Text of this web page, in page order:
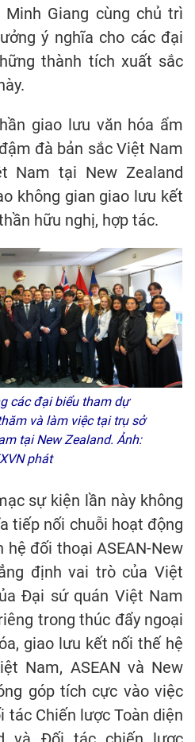
Giang cùng chủ trì
ý nghĩa cho các đại
thành tích xuất sắc
giao lưu văn hóa ẩm
đà bản sắc Việt Nam
Nam tại New Zealand
không gian giao lưu kết
hữu nghị, hợp tác.
các đại biểu tham dự
và làm việc tại trụ sở
tại New Zealand. Ảnh:
phát
sự kiện lần này không
tiếp nối chuỗi hoạt động
hệ đối thoại ASEAN-New
định vai trò của Việt
Đại sứ quán Việt Nam
trong thúc đẩy ngoại
giao lưu kết nối thế hệ
Nam, ASEAN và New
góp tích cực vào việc
tác Chiến lược Toàn diện